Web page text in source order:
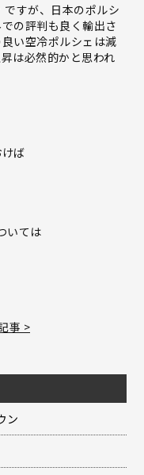
すが、日本のポルシ
の評判も良く輸出さ
い空冷ポルシェは減
は必然的かと思われ
ば
いては
事 >
ン